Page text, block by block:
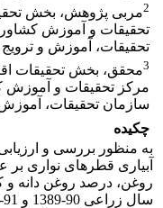
2مربی پژوهش، بخش
تحقیقات و آموزش
تحقیقات، آموزش و ترویج
3محقق، بخش تحقیقات
مرکز تحقیقات و آموزش
سازمان تحقیقات، آموزش
چکیده
به منظور بررسی و
آبیاری قطره­ای نواری بر
روغن، درصد روغن دانه و